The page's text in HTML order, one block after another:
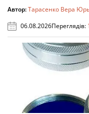
Автор:Тарасенко Вера
06.08.2026Переглядів: